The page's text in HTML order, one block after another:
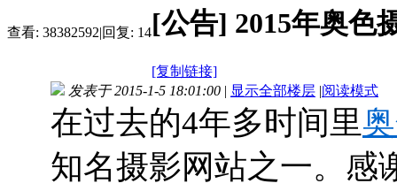
查看: 38382592|回复: 14[公告] 2015年奥色
[复制链接]
发表于 2015-1-5 18:01:00 | 显示全部楼层 |阅读模式
在过去的4年多时间里
知名摄影网站之一。感